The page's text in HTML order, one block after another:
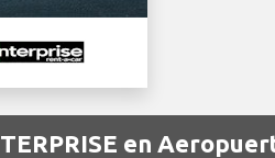
en